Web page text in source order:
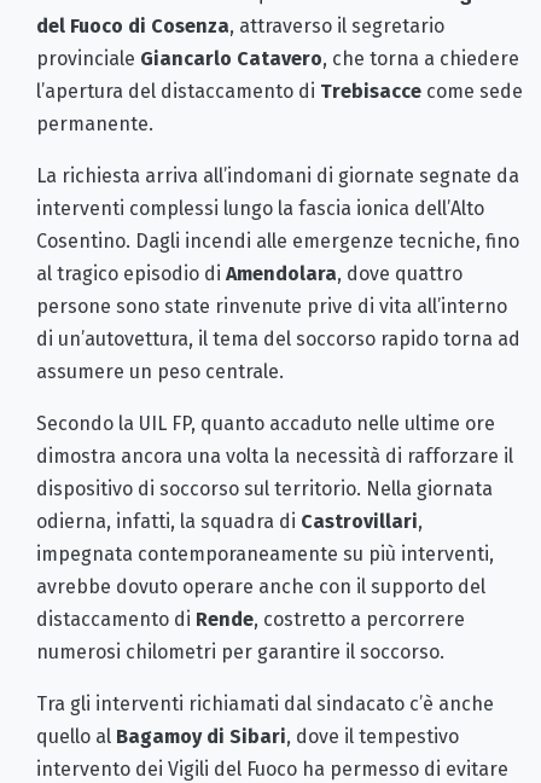
del Fuoco di Cosenza, attraverso il segretario
provinciale Giancarlo Catavero, che torna a chiedere
l’apertura del distaccamento di Trebisacce come sede
permanente.
La richiesta arriva all’indomani di giornate segnate da
interventi complessi lungo la fascia ionica dell’Alto
Cosentino. Dagli incendi alle emergenze tecniche, fino
al tragico episodio di Amendolara, dove quattro
persone sono state rinvenute prive di vita all’interno
di un’autovettura, il tema del soccorso rapido torna ad
assumere un peso centrale.
Secondo la UIL FP, quanto accaduto nelle ultime ore
dimostra ancora una volta la necessità di rafforzare il
dispositivo di soccorso sul territorio. Nella giornata
odierna, infatti, la squadra di Castrovillari,
impegnata contemporaneamente su più interventi,
avrebbe dovuto operare anche con il supporto del
distaccamento di Rende, costretto a percorrere
numerosi chilometri per garantire il soccorso.
Tra gli interventi richiamati dal sindacato c’è anche
quello al Bagamoy di Sibari, dove il tempestivo
intervento dei Vigili del Fuoco ha permesso di evitare